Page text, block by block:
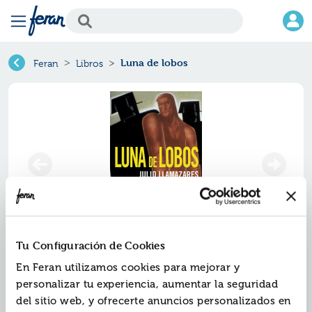
Tu Configuración de Cookies
En Feran utilizamos cookies para mejorar y
personalizar tu experiencia, aumentar la seguridad
del sitio web, y ofrecerte anuncios personalizados en
Feran Libros Luna de lobos
Ref.ZBK-2032
ISBN:9788432217388